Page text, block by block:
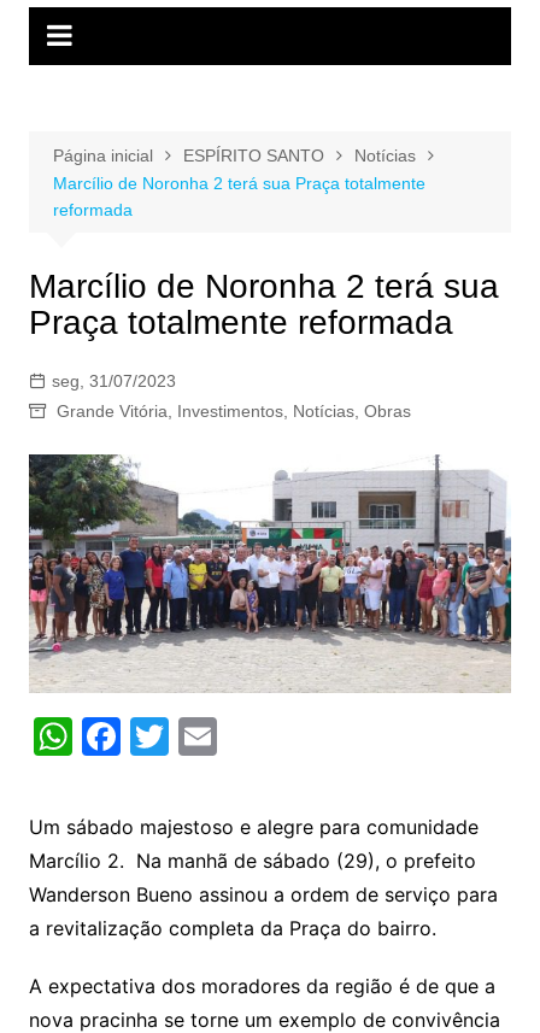
Página inicial ESPÍRITO SANTO
Notícias
Marcílio de Noronha 2 terá sua Praça totalmente
reformada
Marcílio de Noronha 2 terá sua
Praça totalmente reformada
seg, 31/07/2023
Grande Vitória
Investimentos, Notícias, Obras
W
at
s
A
p
F
c
e
b
o
o
k
T
itt
er
E
ai
l
Um sábado majestoso e alegre para comunidade
Marcílio 2. Na manhã de sábado (29), o prefeito
Wanderson Bueno assinou a ordem de serviço para
a revitalização completa da Praça do bairro.
A expectativa dos moradores da região é de que a
nova pracinha se torne um exemplo de convivência